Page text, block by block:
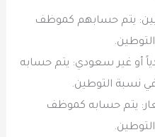
يتم حسابهم كموظف
أو غير سعودي: يتم حسابه
نسبة التوطين.
يتم حسابه كموظف